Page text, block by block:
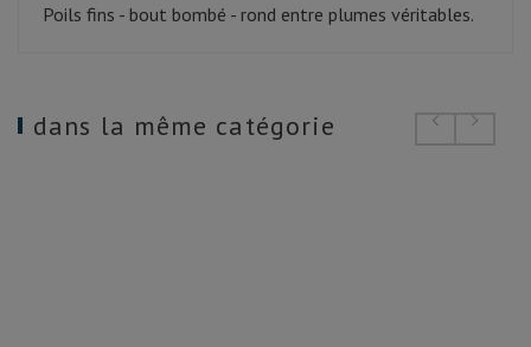
Poils fins - bout bombé - rond entre plumes véritables.
dans la même catégorie